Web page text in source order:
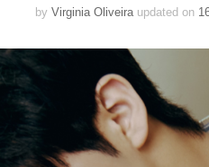
by Virginia Oliveira updated on